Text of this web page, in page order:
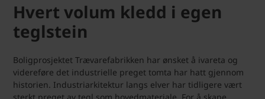
Hvert volum kledd i egen
teglstein
Boligprosjektet Trævarefabrikken har ønsket å ivareta og
videreføre det industrielle preget tomta har hatt gjennom
historien. Industriarkitektur langs elver har tidligere vært